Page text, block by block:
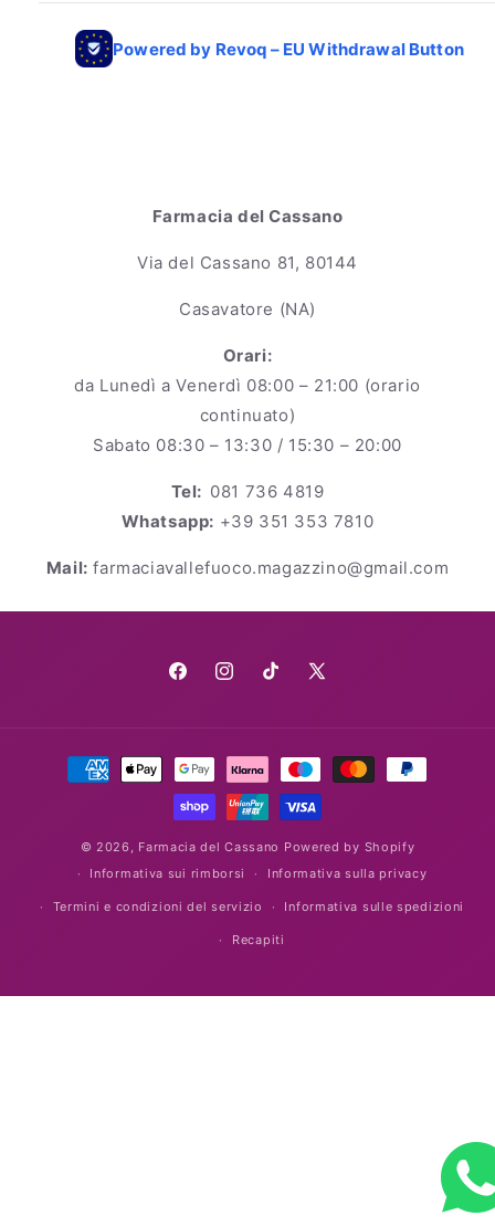
Farmacia del Cassano
Via del Cassano 81, 80144
Casavatore (NA)
Orari:
da Lunedì a Venerdì 08:00 – 21:00 (orario
continuato)
Sabato 08:30 – 13:30 / 15:30 – 20:00
Tel: 081 736 4819
Whatsapp: +39 351 353 7810
Mail: farmaciavallefuoco.magazzino@gmail.com
FacebookInstagramTikTokX
Metodi
© 2026, Farmacia del Cassano Powered by Shopify
Informativa sui rimborsi
Informativa sulla privacy
Termini e condizioni del servizio Informativa sulle spedizioni
Recapiti